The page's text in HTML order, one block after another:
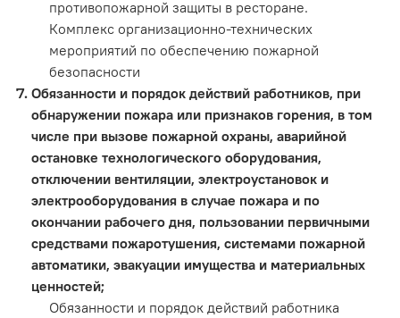
противопожарной защиты в ресторане.
Комплекс организационно-технических
мероприятий по обеспечению пожарной
безопасности
Обязанности и порядок действий работников, при
обнаружении пожара или признаков горения, в том
числе при вызове пожарной охраны, аварийной
остановке технологического оборудования,
отключении вентиляции, электроустановок и
электрооборудования в случае пожара и по
окончании рабочего дня, пользовании первичными
средствами пожаротушения, системами пожарной
автоматики, эвакуации имущества и материальных
ценностей;
Обязанности и порядок действий работника